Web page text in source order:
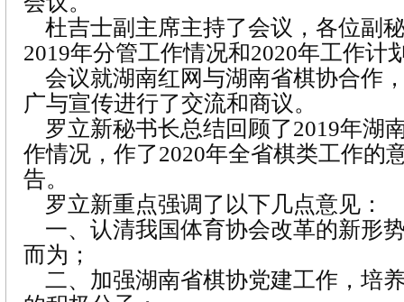
杜吉士副主席主持了会议，各位副
2019年分管工作情况和2020年工作计
会议就湖南红网与湖南省棋协合作
广与宣传进行了交流和商议。
罗立新秘书长总结回顾了2019年湖
作情况，作了2020年全省棋类工作的
告。
罗立新重点强调了以下几点意见：
一、认清我国体育协会改革的新形
而为；
二、加强湖南省棋协党建工作，培